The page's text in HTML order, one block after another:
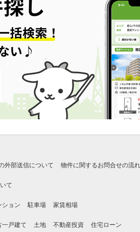
外部送信について 物件に関するお問合せの流れ
て
ション 駐車場 家賃相場
一戸建て 土地 不動産投資 住宅ローン